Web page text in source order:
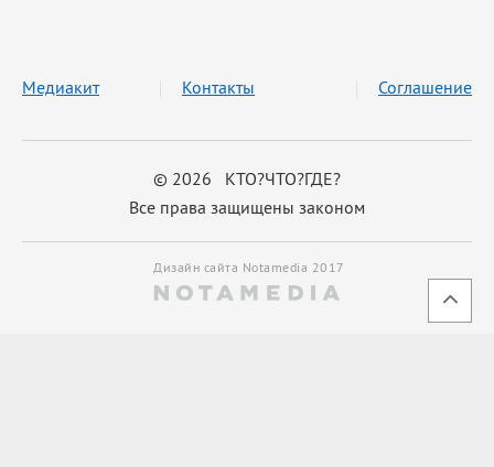
© 2026 КТО?ЧТО?ГДЕ?
Все права защищены законом
Медиакит Контакты Соглашение
Дизайн сайта Notamedia 2017